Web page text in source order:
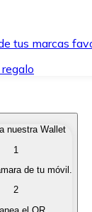
tus marcas
diferentes
de forma rápida
nuestra Wallet
1
de tu móvil.
2